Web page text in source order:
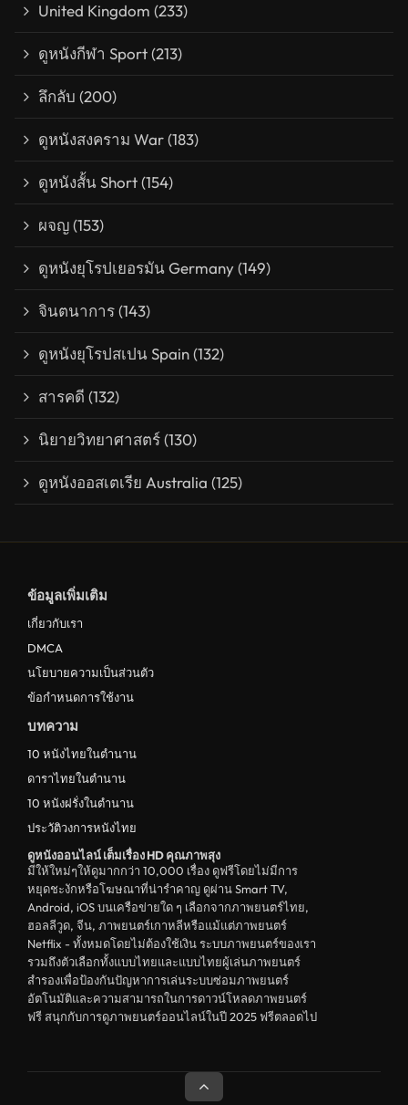
United Kingdom (233)
ดูหนังกีฬา Sport(213)
ลึกลับ (200)
ดูหนังสงคราม War(183)
ดูหนังสั้น Short(154)
ผจญ(153)
ดูหนังยุโรปเยอรมัน Germany(149)
จินตนาการ(143)
ดูหนังยุโรปสเปน Spain(132)
สารคดี (132)
นิยายวิทยาศาสตร์(130)
ดูหนังออสเตเรีย Australia (125)
ข้อมูลเพิ่มเติม
เกี่ยวกับเรา
DMCA
นโยบายความเป็นส่วนตัว
ข้อกำหนดการใช้งาน
บทความ
10 หนังไทยในตำนาน
ดาราไทยในตำนาน
10 หนังฝรั่งในตำนาน
ประวัติวงการหนังไทย
ดูหนังออนไลน์ เต็มเรื่อง HD คุณภาพสุง
มีให้ใหม่ๆให้ดูมากกว่า 10,000 เรื่อง ดูฟรีโดยไม่มีการ
หยุดชะงักหรือโฆษณาที่น่ารำคาญ ดูผ่าน Smart TV,
Android, iOS บนเครือข่ายใด ๆ เลือกจากภาพยนตร์ไทย,
ฮอลลีวูด, จีน, ภาพยนตร์เกาหลีหรือแม้แต่ภาพยนตร์
Netflix - ทั้งหมดโดยไม่ต้องใช้เงิน ระบบภาพยนตร์ของเรา
รวมถึงตัวเลือกทั้งแบบไทยและแบบไทยผู้เล่นภาพยนตร์
สำรองเพื่อป้องกันปัญหาการเล่นระบบซ่อมภาพยนตร์
อัตโนมัติและความสามารถในการดาวน์โหลดภาพยนตร์
ฟรี สนุกกับการดูภาพยนตร์ออนไลน์ในปี 2025 ฟรีตลอดไป